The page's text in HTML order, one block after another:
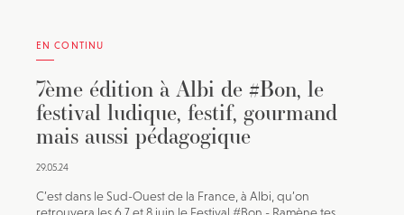
EN CONTINU
7ème édition à Albi de #Bon, le
festival ludique, festif, gourmand
mais aussi pédagogique
29.05.24
C’est dans le Sud-Ouest de la France, à Albi, qu’on